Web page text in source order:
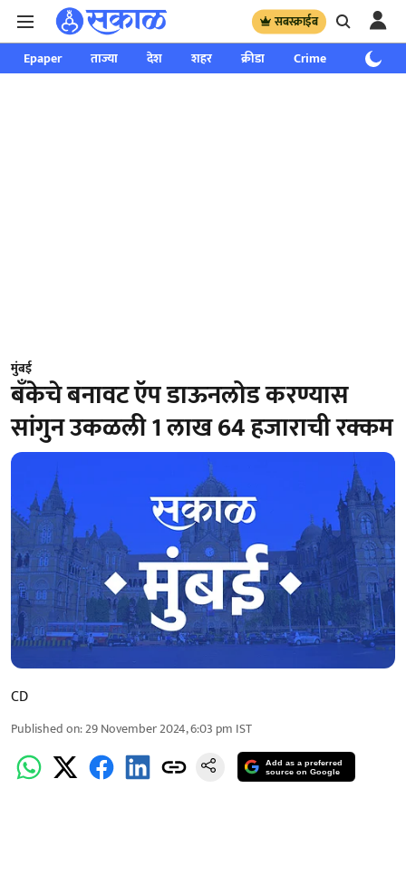
सबस्क्राईब
Epaper ताज्या देश शहर क्रीडा Crime साप्ताहिक
मुंबई
बँकेचे बनावट ऍप डाऊनलोड करण्यास
सांगुन उकळली 1 लाख 64 हजाराची रक्कम
CD
Published on:29 November 2024, 6:03 pm IST
Add as a preferred
source on Google